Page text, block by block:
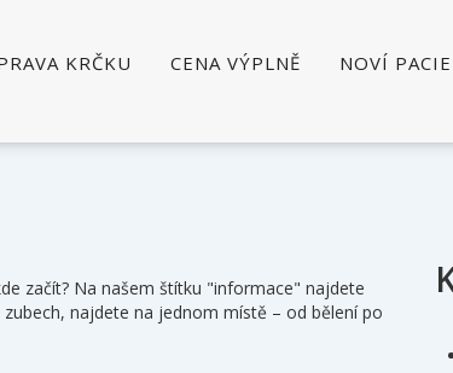
KRČKU CENA VÝPLNĚ NOVÍ
začít? Na našem štítku "informace" najdete
najdete na jednom místě – od bělení po